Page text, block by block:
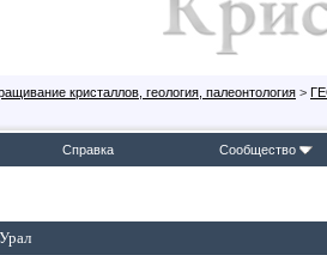
кристаллов, геология, палеонтология >
Справка Сообщество